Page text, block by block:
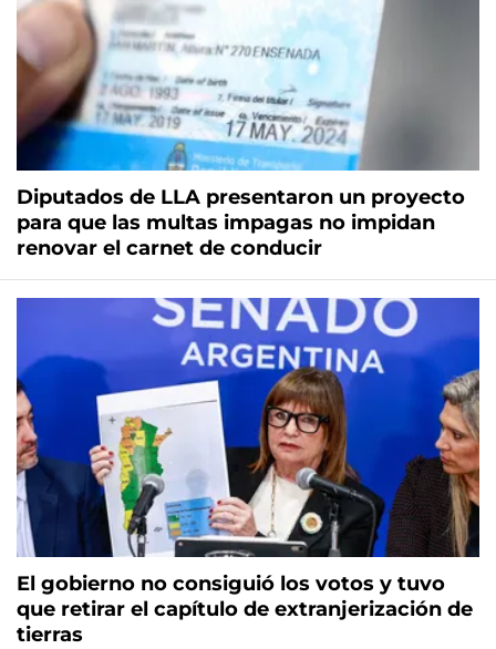
Diputados de LLA presentaron un proyecto
para que las multas impagas no impidan
renovar el carnet de conducir
El gobierno no consiguió los votos y tuvo
que retirar el capítulo de extranjerización de
tierras